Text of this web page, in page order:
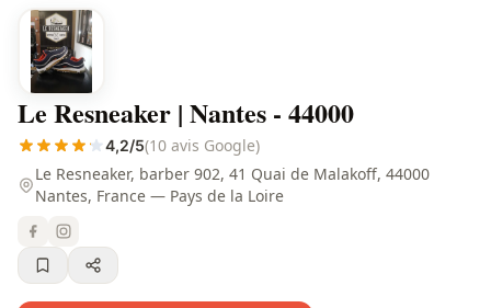
Le Resneaker | Nantes - 44000
4,2/5(10 avis Google)
Le Resneaker, barber 902, 41 Quai de Malakoff, 44000
Nantes, France — Pays de la Loire